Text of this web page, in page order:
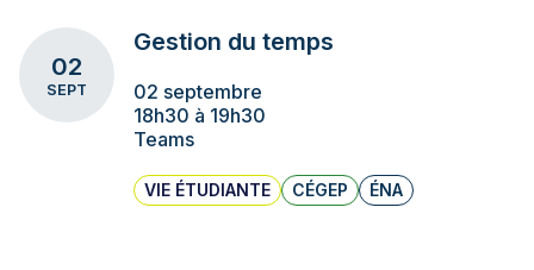
02
SEPT
Gestion du temps
02 septembre
18h30 à 19h30
Teams
VIE ÉTUDIANTE CÉGEP ÉNA